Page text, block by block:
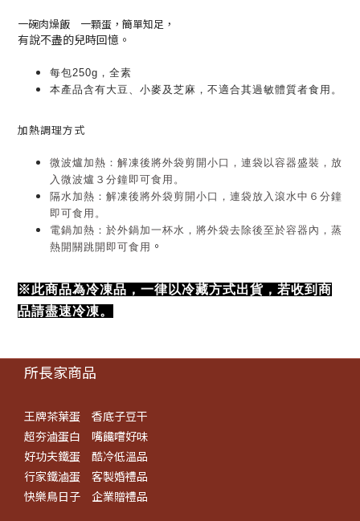
一碗肉燥飯 一顆蛋，簡單知足，
有說不盡的兒時回憶。
每包250g，全素
本產品含有大豆、小麥及芝麻，不適合其過敏體質者食用。
加熱調理方式
微波爐加熱：解凍後將外袋剪開小口，連袋以容器盛裝，放
入微波爐３分鐘即可食用。
隔水加熱： 解凍後將外袋剪開小口 ，連袋放入滾水中６分鐘
即可食用。
電鍋加熱：於外鍋加一杯水，將外袋去除後至於容器內，蒸
熱開關跳開即可食用 。
※此商品為冷凍品，一律以冷藏方式出貨，若收到商
品請盡速冷凍。
所長家商品
王牌茶葉蛋
香底子豆干
超夯滷蛋白
嘴饞嚐好味
好功夫鐵蛋
酷冷低溫品
行家鐵滷蛋
客製婚禮品
快樂鳥日子
企業贈禮品